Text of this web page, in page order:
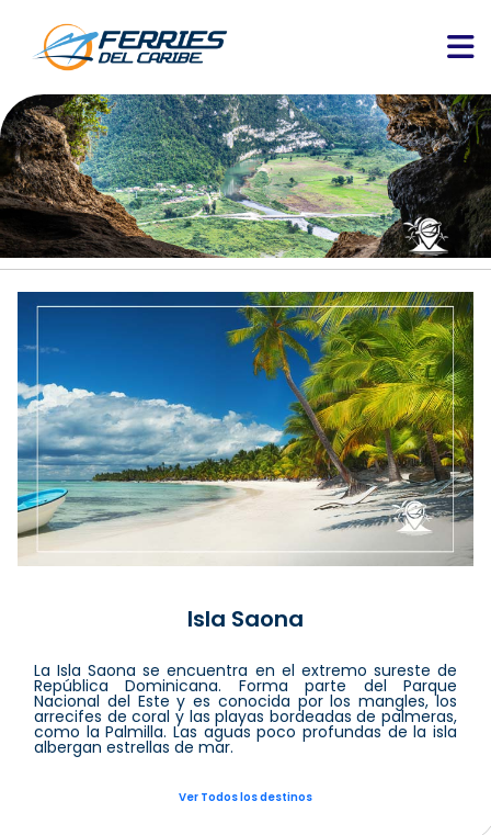
Isla Saona
La Isla Saona se encuentra en el extremo sureste de
República Dominicana. Forma parte del Parque
Nacional del Este y es conocida por los mangles, los
arrecifes de coral y las playas bordeadas de palmeras,
como la Palmilla. Las aguas poco profundas de la isla
albergan estrellas de mar.
Ver Todos los destinos